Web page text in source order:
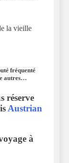
la vieille
fréquenté
autres…
réserve
Austrian
à